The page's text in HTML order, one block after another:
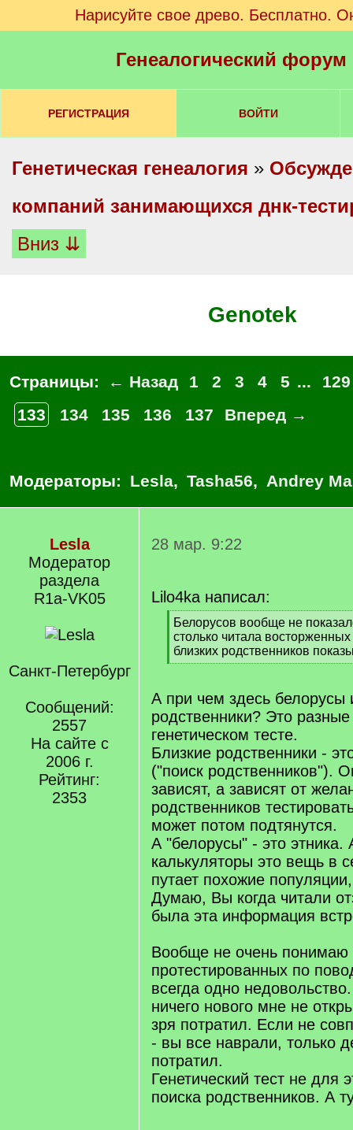
Нарисуйте свое древо. Бесплатно.
Генеалогический
РЕГИСТРАЦИЯ ВОЙТИ
Генетическая генеалогия »
компаний занимающихся днк-
Вниз ⇊
Genotek
Страницы: ← Назад 1 2 3 4 5 ...
129
133
134 135 136 137 Вперед →
Модераторы: Lesla, Tasha56, Andrey
Lesla
Модератор
раздела
R1a-VK05
Санкт-Петербург
Сообщений:
2557
На сайте с
2006 г.
Рейтинг:
2353
28 мар. 9:22
Lilo4ka написал:
[
q
]
Белорусов вообще не
столько читала
близких родственников
[
q
]
А при чем здесь белорусы
родственники? Это
генетическом тесте.
Близкие родственники -
("поиск родственников").
зависят, а зависят от
родственников
может потом подтянутся.
А "белорусы" - это этника.
калькуляторы это вещь в
путает похожие
Думаю, Вы когда читали
была эта информация
Вообще не очень понимаю
протестированных по
всегда одно
ничего нового мне не
зря потратил. Если не
- вы все наврали, только
потратил.
Генетический тест не для
поиска родственников. А